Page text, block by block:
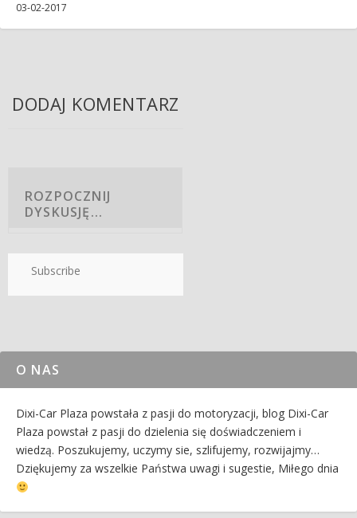
03-02-2017
DODAJ KOMENTARZ
Subscribe
O NAS
Dixi-Car Plaza powstała z pasji do motoryzacji, blog Dixi-Car
Plaza powstał z pasji do dzielenia się doświadczeniem i
wiedzą. Poszukujemy, uczymy sie, szlifujemy, rozwijajmy…
Dziękujemy za wszelkie Państwa uwagi i sugestie, Miłego dnia